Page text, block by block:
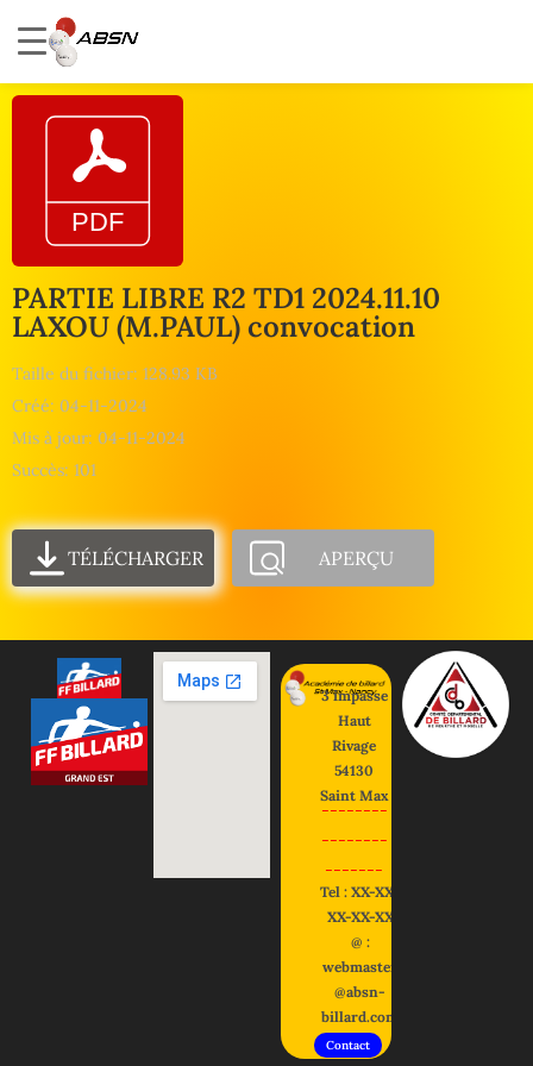
PARTIE LIBRE R2 TD1 2024.11.10
LAXOU (M.PAUL) convocation
Taille du fichier: 128.93 KB
Créé: 04-11-2024
Mis à jour: 04-11-2024
Succès: 101
TÉLÉCHARGER APERÇU
3 impasse
Haut
Rivage
54130
Saint Max
--------
--------
-------
Tel : XX-XX-
XX-XX-XX
@ :
webmaster
@absn-
billard.com
Contact